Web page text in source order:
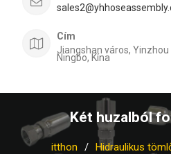
Cím
Jiangshan város, Yinzhou
Ningbo, Kína
Két huzalból
itthon Hidraulikus